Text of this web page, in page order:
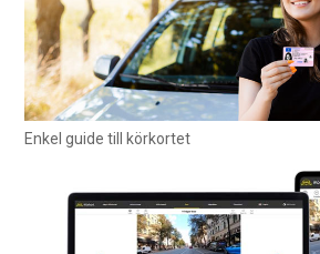
Enkel guide till körkortet